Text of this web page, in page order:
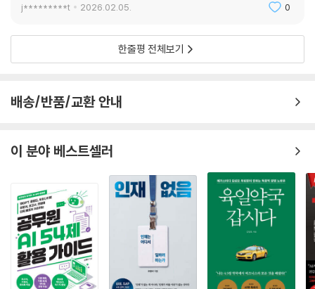
어떤 것이 있는지 반드시 확인해야 한다. 조세 지원 제도를 아는지 여부에
규정은 정책적 목적에 따라 매년 변경될 수 있다. 혜택이 강화되기도 하고
없어지기도 하니 매년 규정을 확인해보아야 한다. 세액공제, 세액감면의
부족한 스타트업에는 특히 굉장히 유용한 제도다. 하지만 혜택받기 위한
요건이 까다로울 수 있으며, 자칫 잘못 세액공제를 적용했다가 추후 큰 가
드시 전문가와 상의해야 한다.
--- p.71
중소벤처기업부에 의하면 우리나라 연간 신규 창업자 수는 평균 130만 명
이라고 한다. 창업은 창업자의 자아실현 수단이 되기도 하지만 신규 고용
창출, 지역경제 활성화 등 경제에 미치는 긍정적 효과도 큰 편이다. 이런 창
업을 장려하기 위해 창업기업에 조세 혜택을 주는 제도가 있다. 바로 창업
중소기업 세액감면 제도다. 이 제도를 적용받으면 5년간 법인세, 소득세를
적게는 50%에서 많게는 100%까지 감면받을 수 있다. 최대 5년간 세금을
j*********t 2026.02.05. 0
한줄평 전체보기
배송/반품/교환 안내
이 분야 베스트셀러